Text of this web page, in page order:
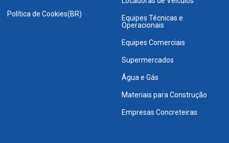
Política de Cookies(BR)
Equipes Técnicas e
Operacionais
Equipes Comerciais
Supermercados
Água e Gás
Materiais para Construção
Empresas Concreteiras